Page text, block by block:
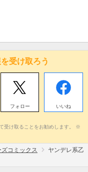
受け取ろう
フォロー いいね
受け取ることをお勧めします。 ※
コミックス
ヤンデレ系乙